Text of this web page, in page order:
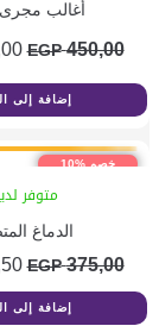
أغالب مجرى
450,00
EGP
هو:إضافة إلى
خصم %10
متوفر
الدماغ
375,00
EGP
إضافة إلى